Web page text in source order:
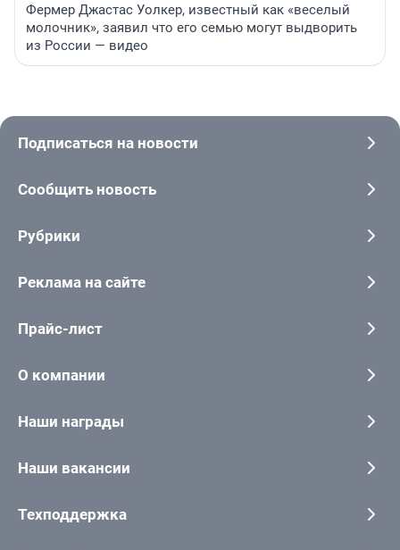
Фермер Джастас Уолкер, известный как «веселый
молочник», заявил что его семью могут выдворить
из России — видео
Подписаться на новости
Сообщить новость
Рубрики
Реклама на сайте
Прайс-лист
О компании
Наши награды
Наши вакансии
Техподдержка